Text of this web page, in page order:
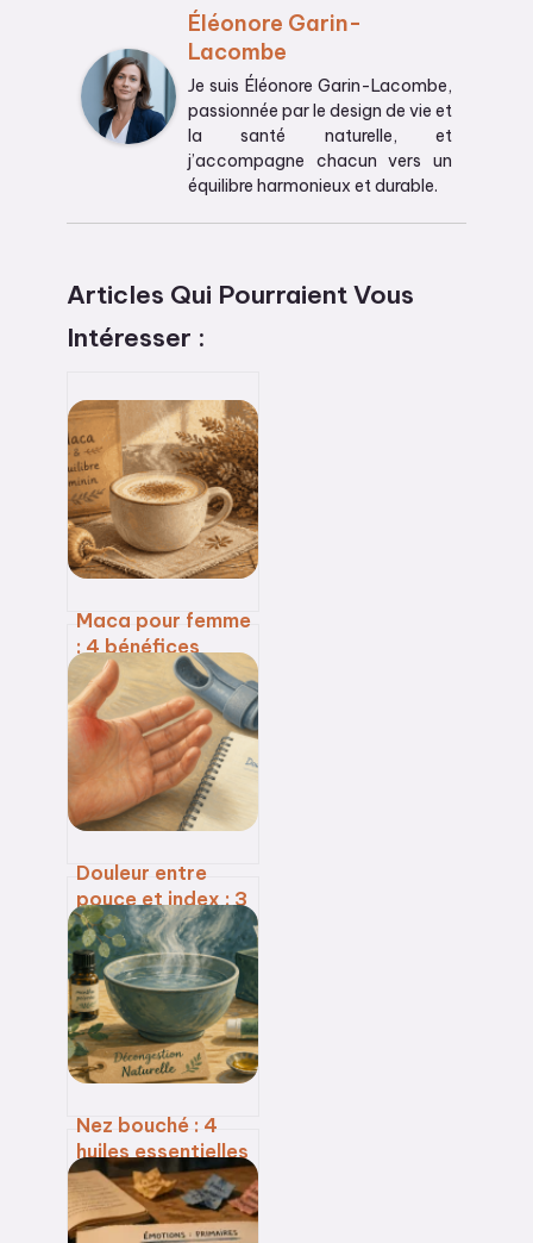
Éléonore Garin-
Lacombe
Je suis Éléonore Garin-Lacombe,
passionnée par le design de vie et
la santé naturelle, et
j’accompagne chacun vers un
équilibre harmonieux et durable.
Articles Qui Pourraient Vous
Intéresser :
Maca pour femme
: 4 bénéfices
hormonaux et le
guide pratique
pour réussir votre
cure
Douleur entre
pouce et index : 3
signes pour
différencier
rhizarthrose et
tendinite
Nez bouché : 4
huiles essentielles
pour libérer vos
voies
respiratoires